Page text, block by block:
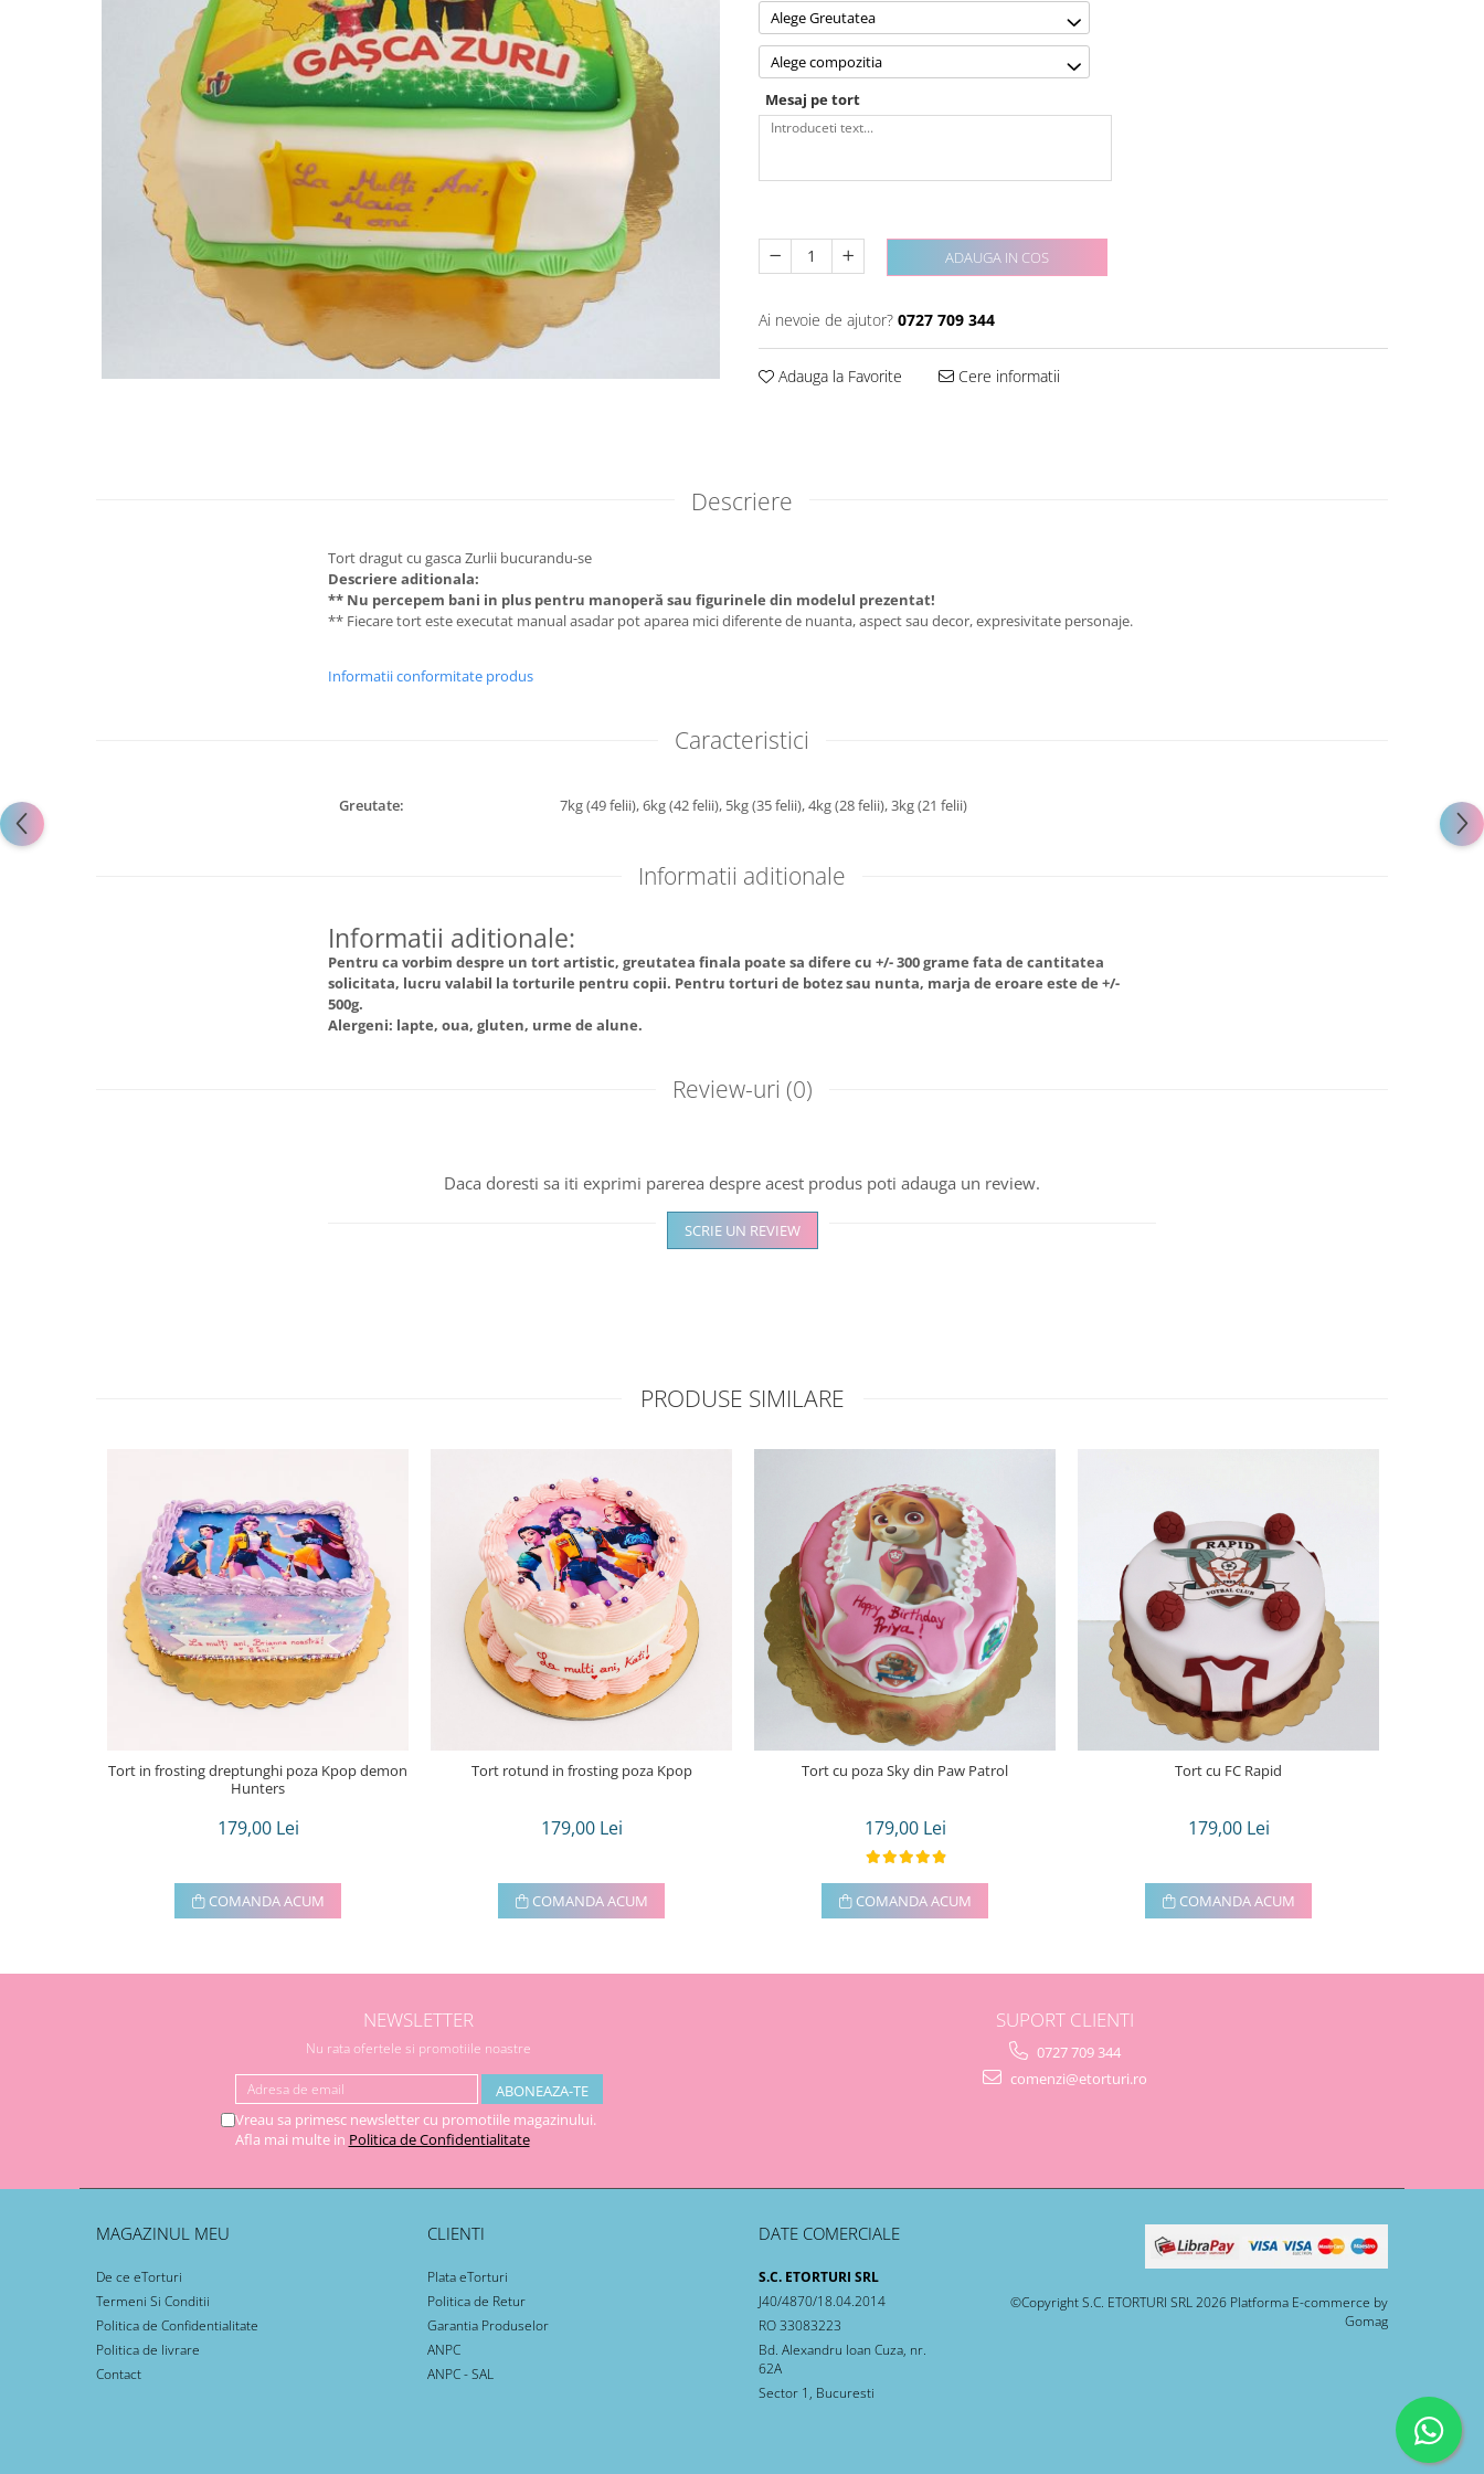
Torturi in frosting- crema pentru
Tortulețe 1.7 kg - 2 kg
Alege Greutatea
Alege compozitia
Mesaj pe tort
ADAUGA IN COS
Ai nevoie de ajutor? 0727 709 344
Adauga la Favorite Cere informatii
Descriere
Tort dragut cu gasca Zurlii bucurandu-se
Descriere aditionala:
** Nu percepem bani in plus pentru manoperă sau figurinele din modelul prezentat!
** Fiecare tort este executat manual asadar pot aparea mici diferente de nuanta, aspect sau decor, expresivitate personaje.
Informatii conformitate produs
Caracteristici
Greutate: 7kg (49 felii),6kg (42 felii), 5kg (35 felii),4kg (28 felii),3kg (21 felii)
Informatii aditionale
Informatii aditionale:
Pentru ca vorbim despre un tort artistic, greutatea finala poate sa difere cu +/- 300 grame fata de cantitatea
solicitata, lucru valabil la torturile pentru copii. Pentru torturi de botez sau nunta, marja de eroare este de +/-
500g.
Alergeni: lapte, oua, gluten, urme de alune.
Review-uri (0)
Daca doresti sa iti exprimi parerea despre acest produs poti adauga un review.
SCRIE UN REVIEW
PRODUSE SIMILARE
Tort in frosting dreptunghi poza Kpop demon
Hunters
179,00 Lei
COMANDA ACUM
Tort rotund in frosting poza Kpop
179,00 Lei
COMANDA ACUM
Tort cu poza Sky din Paw Patrol
179,00 Lei
COMANDA ACUM
Tort cu FC Rapid
179,00 Lei
COMANDA ACUM
NEWSLETTER
Nu rata ofertele si promotiile noastre
Vreau sa primesc newsletter cu promotiile magazinului.
Afla mai multe in Politica de Confidentialitate
SUPORT CLIENTI
0727 709 344
comenzi@etorturi.ro
MAGAZINUL MEU
De ce eTorturi
Termeni Si Conditii
Politica de Confidentialitate
Politica de livrare
Contact
CLIENTI
Plata eTorturi
Politica de Retur
Garantia Produselor
ANPC
ANPC - SAL
DATE COMERCIALE
S.C. ETORTURI SRL
J40/4870/18.04.2014
RO 33083223
Bd. Alexandru Ioan Cuza, nr.
62A
Sector 1, Bucuresti
©Copyright S.C. ETORTURI SRL 2026 Platforma E-commerce by
Gomag